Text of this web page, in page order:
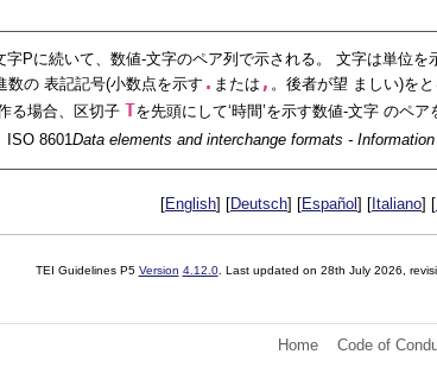
字Pに続いて、数値-文字のペア列で示される。 文字は単位
数の 表記記号(小数点を示す . または , 。後者が望 ましい)を
る場合、区切子 Tを先頭にして‘時間’を示す数値-文字 のペア
ISO 8601Data elements and interchange formats -
[English] [Deutsch] [Español ] [ Italiano] [
TEI Guidelines P5 Version 4.12.0. Last updated on 28th July 2026 ,
Home Code of